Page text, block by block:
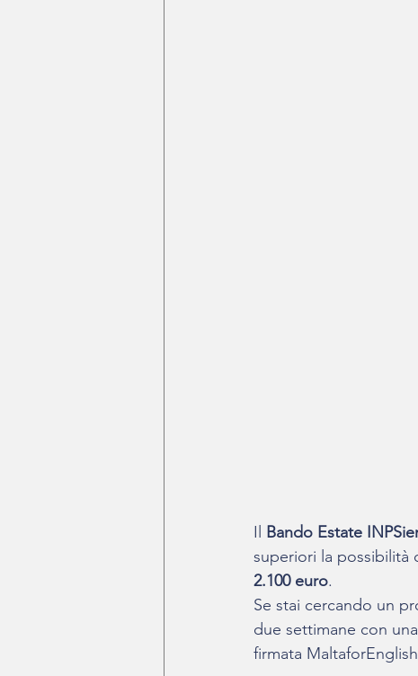
Il Bando Estate
superiori la possibilità
2.100 euro.
Se stai cercando un
due settimane con
firmata